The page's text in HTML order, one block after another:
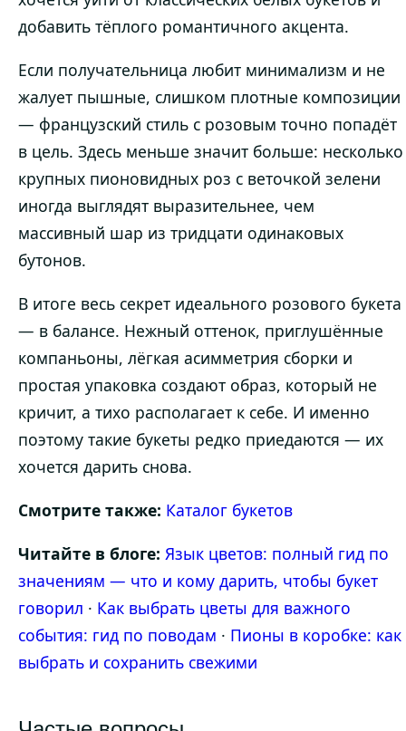
добавить тёплого романтичного акцента.
Если получательница любит минимализм и не
жалует пышные, слишком плотные композиции
— французский стиль с розовым точно попадёт
в цель. Здесь меньше значит больше: несколько
крупных пионовидных роз с веточкой зелени
иногда выглядят выразительнее, чем
массивный шар из тридцати одинаковых
бутонов.
В итоге весь секрет идеального розового букета
— в балансе. Нежный оттенок, приглушённые
компаньоны, лёгкая асимметрия сборки и
простая упаковка создают образ, который не
кричит, а тихо располагает к себе. И именно
поэтому такие букеты редко приедаются — их
хочется дарить снова.
Смотрите также: Каталог букетов
Читайте в блоге: Язык цветов: полный гид по
значениям — что и кому дарить, чтобы букет
говорил · Как выбрать цветы для важного
события: гид по поводам · Пионы в коробке: как
выбрать и сохранить свежими